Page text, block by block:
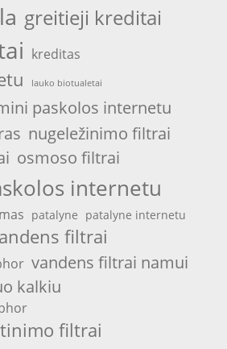
greitieji kreditai
kreditas
lauko biotualetai
paskolos internetu
nugeležinimo filtrai
osmoso filtrai
internetu
patalyne patalyne internetu
filtrai
vandens filtrai namui
kalkiu
filtrai